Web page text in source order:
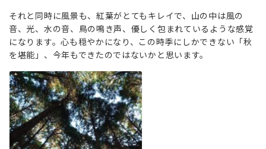
それと同時に風景も、紅葉がとてもキレイで、山の中は風の
音、光、水の音、鳥の鳴き声、優しく包まれているような感覚
になります。心も穏やかになり、この時季にしかできない「秋
を堪能」、今年もできたのではないかと思います。